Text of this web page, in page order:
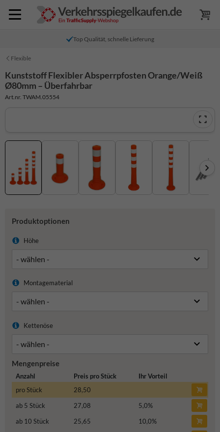
Top Qualität, schnelle Lieferung
Flexible
Kunststoff Flexibler Absperrpfosten Orange/Weiß
Ø80mm – Überfahrbar
Art.nr. TWAM.05554
Produktoptionen
Höhe
Montagematerial
Kettenöse
Mengenpreise
Anzahl Preis pro Stück
Ihr Vorteil
pro Stück
28,50
ab 5 Stück
27,08 5,0%
ab 10 Stück
25,65 10,0%